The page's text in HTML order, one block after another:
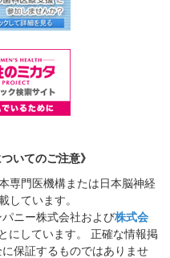
いてのご注意》
専門医機構または日本脳神経
しています。
ニー株式会社および株式会
にしています。 正確な情報掲
保証するものではありませ